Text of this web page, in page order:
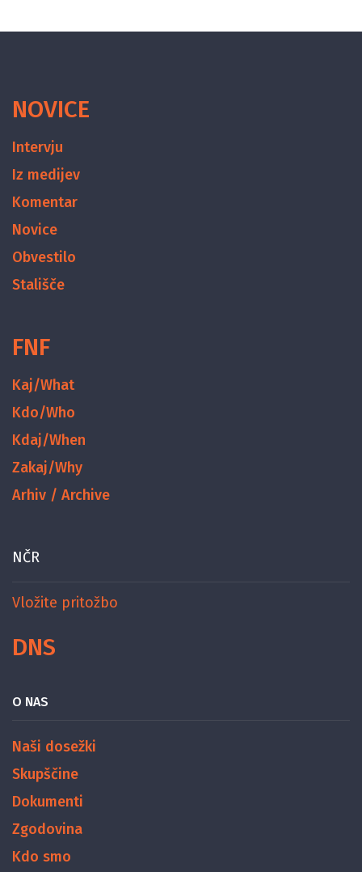
NOVICE
Intervju
Iz medijev
Komentar
Novice
Obvestilo
Stališče
FNF
Kaj/What
Kdo/Who
Kdaj/When
Zakaj/Why
Arhiv / Archive
NČR
Vložite pritožbo
DNS
O NAS
Naši dosežki
Skupščine
Dokumenti
Zgodovina
Kdo smo